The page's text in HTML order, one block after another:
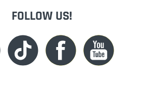
FOLLOW US!